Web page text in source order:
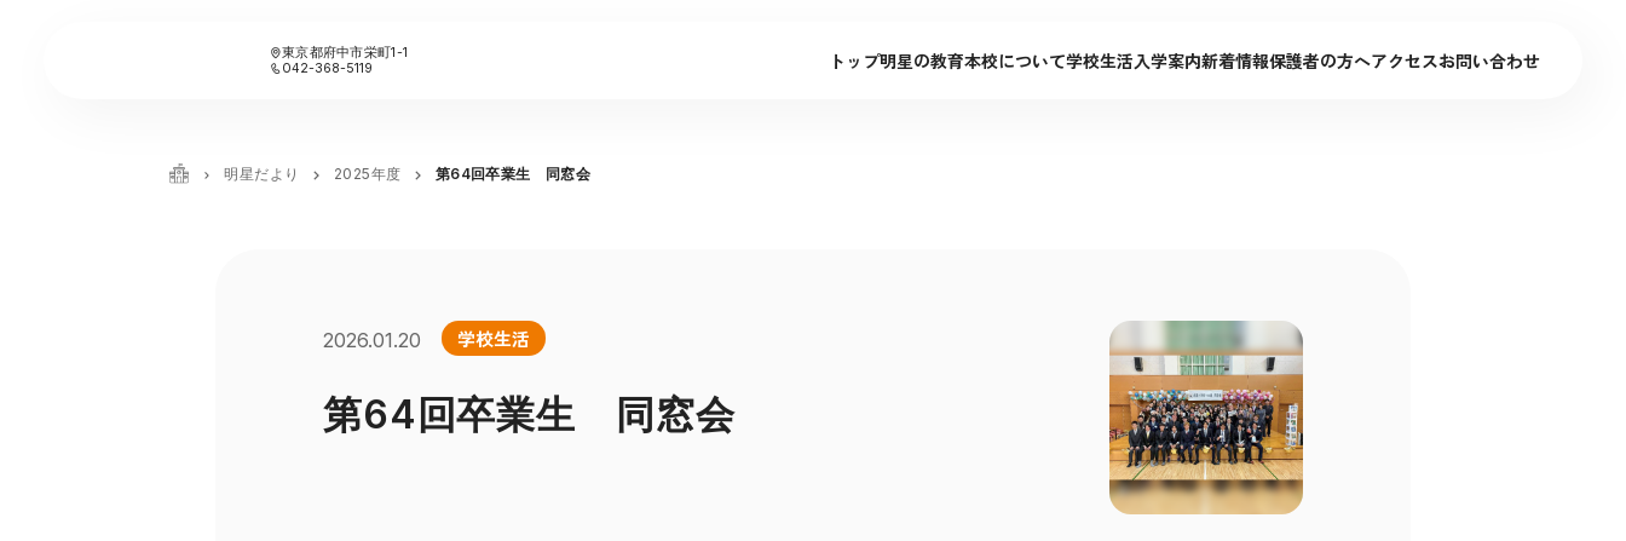
東京都府中市栄町1-1
042-368-5119
トップ明星の教育本校について学校生活入学案内新着情報保護者の方へアクセスお問い合わせ
明星だより 2025年度 第64回卒業生 同窓会
2026.01.20 学校生活
第64回卒業生 同窓会